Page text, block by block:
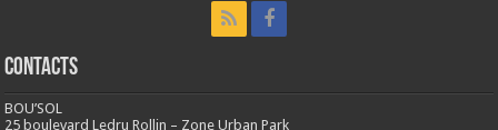
CONTACTS
BOU’SOL
25 boulevard Ledru Rollin – Zone Urban Park